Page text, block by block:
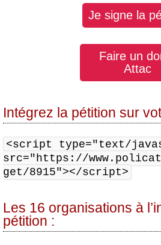
Je signe la
Faire un
Attac
Intégrez la pétition sur
<script type="text/
src="https://
get/8915"></script>
Les 16 organisations à
pétition :